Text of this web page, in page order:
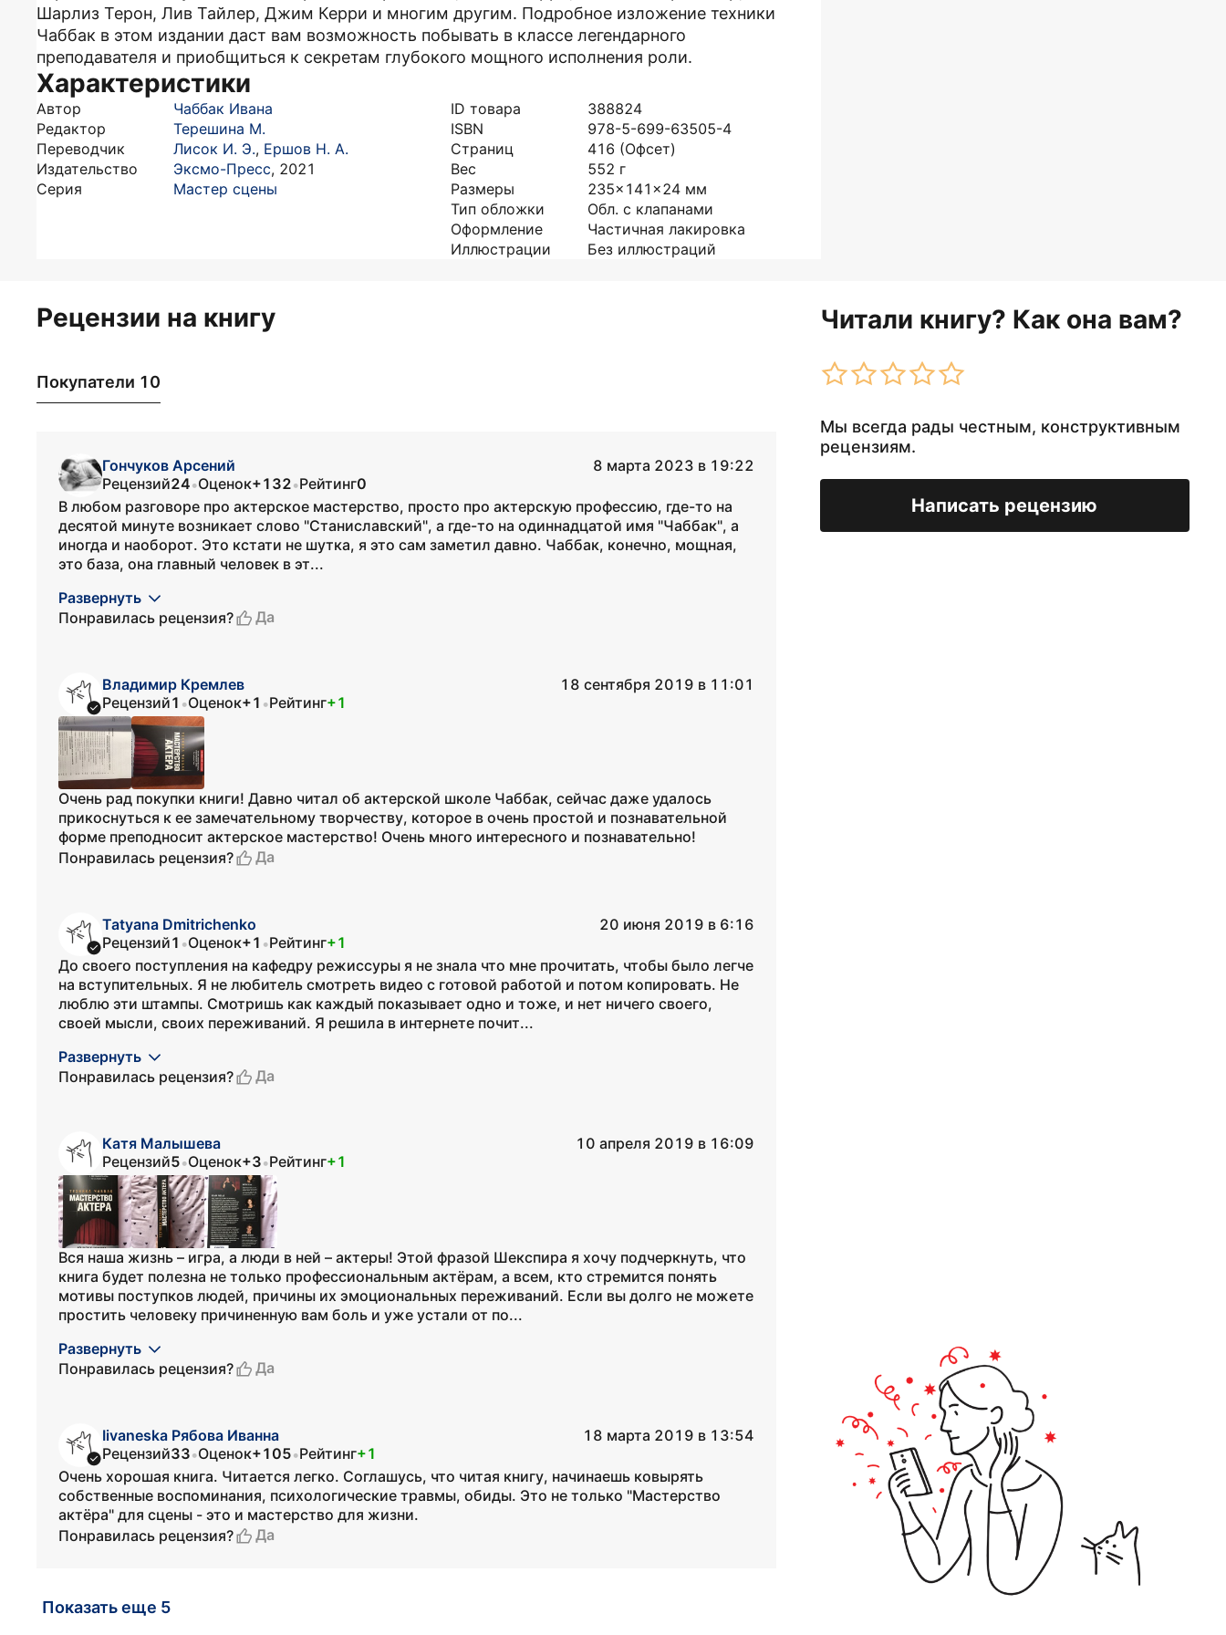
Шарлиз Терон, Лив Тайлер, Джим Керри и многим другим. Подробное изложение техники
Чаббак в этом издании даст вам возможность побывать в классе легендарного
преподавателя и приобщиться к секретам глубокого мощного исполнения роли.
Характеристики
Автор
Чаббак Ивана
Редактор
Терешина М.
Переводчик
Лисок И. Э., Ершов Н. А.
Издательство
Эксмо-Пресс, 2021
Серия
Мастер сцены
ID товара
388824
ISBN
978-5-699-63505-4
Страниц
416 (Офсет)
Вес
552 г
Размеры
235x141x24 мм
Тип обложки
Обл. с клапанами
Оформление
Частичная лакировка
Иллюстрации
Без иллюстраций
Рецензии на книгу Читали книгу? Как она вам?
Мы всегда рады честным, конструктивным
рецензиям.
Написать рецензию
Покупатели 10
Гончуков Арсений
8 марта 2023 в 19:22
Рецензий24•Оценок+132•Рейтинг0
В любом разговоре про актерское мастерство, просто про актерскую профессию, где-то на
десятой минуте возникает слово "Станиславский", а где-то на одиннадцатой имя "Чаббак", а
иногда и наоборот. Это кстати не шутка, я это сам заметил давно. Чаббак, конечно, мощная,
это база, она главный человек в эт...
Развернуть
Понравилась рецензия?
Да
Владимир Кремлев
18 сентября 2019 в 11:01
Рецензий1 •Оценок+1 •Рейтинг+1
Очень рад покупки книги! Давно читал об актерской школе Чаббак, сейчас даже удалось
прикоснуться к ее замечательному творчеству, которое в очень простой и познавательной
форме преподносит актерское мастерство! Очень много интересного и познавательно!
Понравилась рецензия?
Да
Tatyana Dmitrichenko
20 июня 2019 в 6:16
Рецензий1 •Оценок+1 •Рейтинг+1
До своего поступления на кафедру режиссуры я не знала что мне прочитать, чтобы было легче
на вступительных. Я не любитель смотреть видео с готовой работой и потом копировать. Не
люблю эти штампы. Смотришь как каждый показывает одно и тоже, и нет ничего своего,
своей мысли, своих переживаний. Я решила в интернете почит...
Развернуть
Понравилась рецензия?
Да
Катя Малышева
10 апреля 2019 в 16:09
Рецензий5•Оценок+3•Рейтинг+1
Вся наша жизнь – игра, а люди в ней – актеры! Этой фразой Шекспира я хочу подчеркнуть, что
книга будет полезна не только профессиональным актёрам, а всем, кто стремится понять
мотивы поступков людей, причины их эмоциональных переживаний. Если вы долго не можете
простить человеку причиненную вам боль и уже устали от по...
Развернуть
Понравилась рецензия?
Да
Iivaneska Рябова Иванна
18 марта 2019 в 13:54
Рецензий33•Оценок+105•Рейтинг+1
Очень хорошая книга. Читается легко. Соглашусь, что читая книгу, начинаешь ковырять
собственные воспоминания, психологические травмы, обиды. Это не только "Мастерство
актёра" для сцены - это и мастерство для жизни.
Понравилась рецензия?
Да
Показать еще 5